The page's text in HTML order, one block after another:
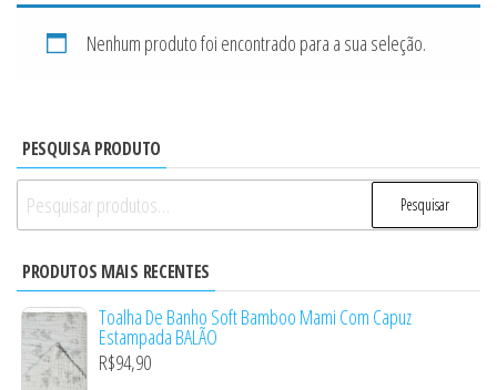
Nenhum produto foi encontrado para a sua seleção.
PESQUISA PRODUTO
Pesquisar
por:
Pesquisar
PRODUTOS MAIS RECENTES
Toalha De Banho Soft Bamboo Mami Com Capuz
Estampada BALÃO
R$94,90